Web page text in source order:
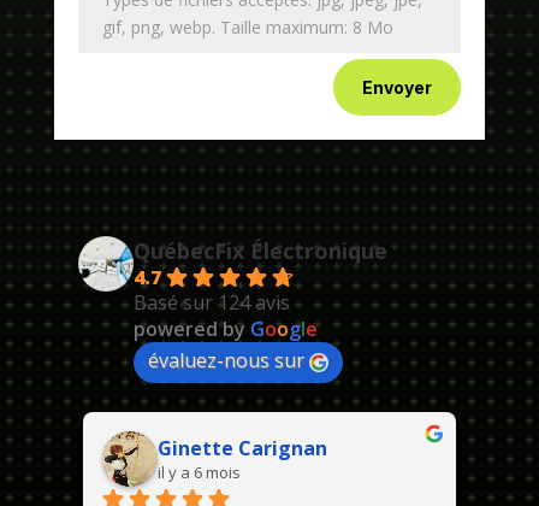
gif, png, webp. Taille maximum: 8 Mo
Envoyer
QuébecFix Électronique
4.7
Basé sur 124 avis
powered by Google
évaluez-nous sur
Ginette Carignan
il y a 6 mois